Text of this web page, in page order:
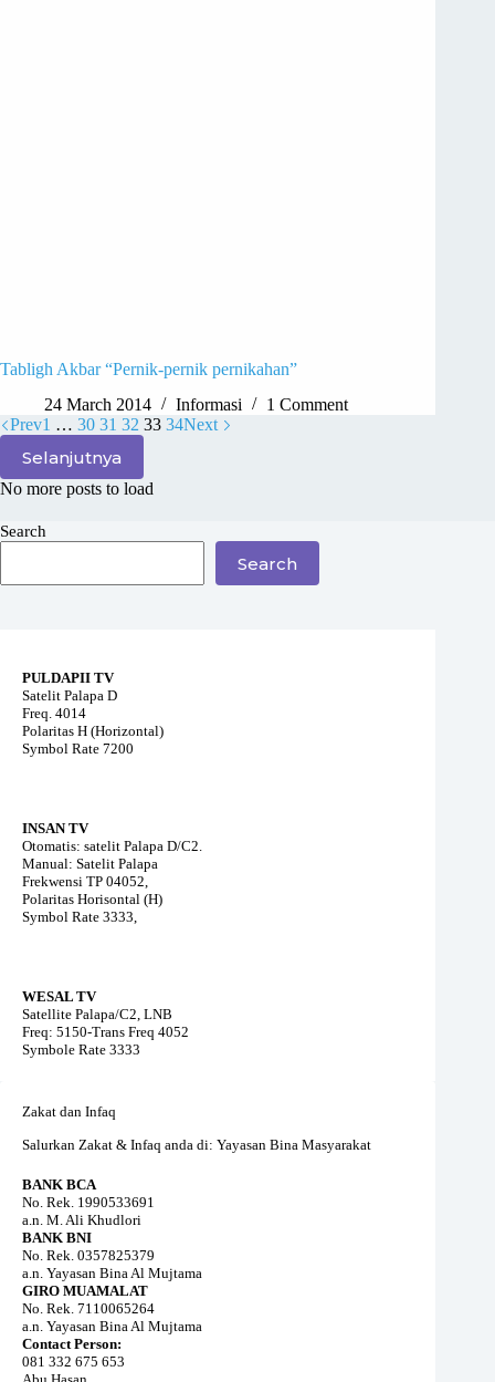
Tabligh Akbar “Pernik-pernik pernikahan”
24 March 2014
Informasi
1 Comment
Prev1 … 30 31 32 33 34Next
Selanjutnya
No more posts to load
Search
Search
PULDAPII TV
Satelit Palapa D
Freq. 4014
Polaritas H (Horizontal)
Symbol Rate 7200
INSAN TV
Otomatis: satelit Palapa D/C2.
Manual: Satelit Palapa
Frekwensi TP 04052,
Polaritas Horisontal (H)
Symbol Rate 3333,
WESAL TV
Satellite Palapa/C2, LNB
Freq: 5150-Trans Freq 4052
Symbole Rate 3333
Zakat dan Infaq
Salurkan Zakat & Infaq anda di: Yayasan Bina Masyarakat
BANK BCA
No. Rek. 1990533691
a.n. M. Ali Khudlori
BANK BNI
No. Rek. 0357825379
a.n. Yayasan Bina Al Mujtama
GIRO MUAMALAT
No. Rek. 7110065264
a.n. Yayasan Bina Al Mujtama
Contact Person:
081 332 675 653